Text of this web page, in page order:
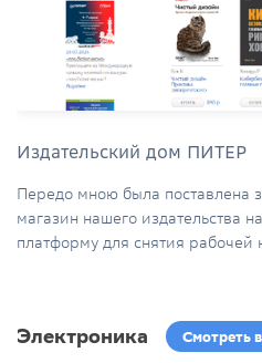
Издательский дом ПИТЕР
Передо мною была поставлена
магазин нашего издательства
платформу для снятия рабочей
Электроника Смотреть